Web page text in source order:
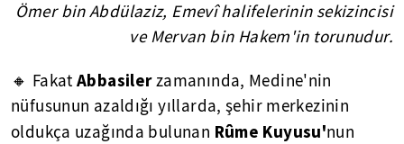
Ömer bin Abdülaziz, Emevî halifelerinin sekizincisi
ve Mervan bin Hakem'in torunudur.
🔸 FakatAbbasilerzamanında, Medine'nin
nüfusunun azaldığı yıllarda, şehir merkezinin
oldukça uzağında bulunan Rûme Kuyusu'nun